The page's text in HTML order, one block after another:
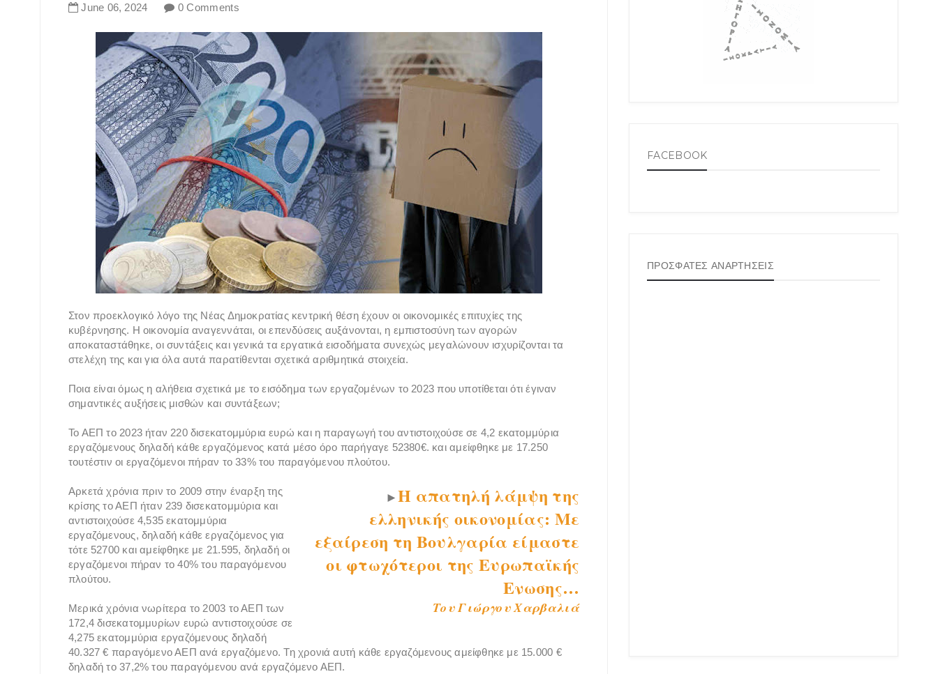
June 06, 2024 0 Comments
Στον προεκλογικό λόγο της Νέας Δημοκρατίας κεντρική θέση έχουν οι οικονομικές επιτυχίες της
κυβέρνησης. Η οικονομία αναγεννάται, οι επενδύσεις αυξάνονται, η εμπιστοσύνη των αγορών
αποκαταστάθηκε, οι συντάξεις και γενικά τα εργατικά εισοδήματα συνεχώς μεγαλώνουν ισχυρίζονται τα
στελέχη της και για όλα αυτά παρατίθενται σχετικά αριθμητικά στοιχεία.
Ποια είναι όμως η αλήθεια σχετικά με το εισόδημα των εργαζομένων το 2023 που υποτίθεται ότι έγιναν
σημαντικές αυξήσεις μισθών και συντάξεων;
Το ΑΕΠ το 2023 ήταν 220 δισεκατομμύρια ευρώ και η παραγωγή του αντιστοιχούσε σε 4,2 εκατομμύρια
εργαζόμενους δηλαδή κάθε εργαζόμενος κατά μέσο όρο παρήγαγε 52380€. και αμείφθηκε με 17.250
τουτέστιν οι εργαζόμενοι πήραν το 33% του παραγόμενου πλούτου.
►Η απατηλή λάμψη της
ελληνικής οικονομίας: Με
εξαίρεση τη Βουλγαρία είμαστε
οι φτωχότεροι της Ευρωπαϊκής
Ενωσης…
Του Γιώργου Χαρβαλιά
Αρκετά χρόνια πριν το 2009 στην έναρξη της
κρίσης το ΑΕΠ ήταν 239 δισεκατομμύρια και
αντιστοιχούσε 4,535 εκατομμύρια
εργαζόμενους, δηλαδή κάθε εργαζόμενος για
τότε 52700 και αμείφθηκε με 21.595, δηλαδή οι
εργαζόμενοι πήραν το 40% του παραγόμενου
πλούτου.
Μερικά χρόνια νωρίτερα το 2003 το ΑΕΠ των
172,4 δισεκατομμυρίων ευρώ αντιστοιχούσε σε
4,275 εκατομμύρια εργαζόμενους δηλαδή
40.327 € παραγόμενο ΑΕΠ ανά εργαζόμενο. Τη χρονιά αυτή κάθε εργαζόμενους αμείφθηκε με 15.000 €
δηλαδή το 37,2% του παραγόμενου ανά εργαζόμενο ΑΕΠ.
FACEBOOK
ΠΡΟΣΦΑΤΕΣ ΑΝΑΡΤΗΣΕΙΣ